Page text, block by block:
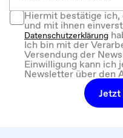
Hiermit bestätige
und mit ihnen
Datenschutzerklärung
Ich bin mit der
Versendung der
Einwilligung kann ich
Newsletter über den
Jetzt